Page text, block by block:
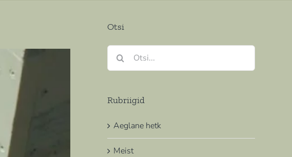
Otsi
Search
for:
Rubriigid
Aeglane hetk
Meist